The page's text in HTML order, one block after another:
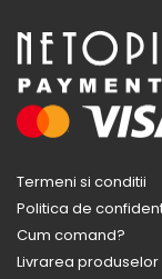
Termeni si conditii
Politica de
Cum comand?
Livrarea produselor